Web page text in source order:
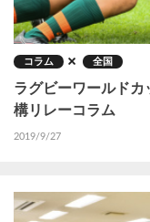
コラム 全国
ラグビーワールド
構リレーコラム
2019/9/27